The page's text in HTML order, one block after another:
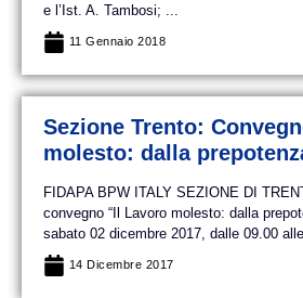
e l’Ist. A. Tambosi; ...
11 Gennaio 2018
Sezione Trento:
molesto: dalla
FIDAPA BPW ITALY SEZIONE DI
convegno “Il Lavoro molesto: dalla
sabato 02 dicembre 2017, dalle 09.00 alle
14 Dicembre 2017